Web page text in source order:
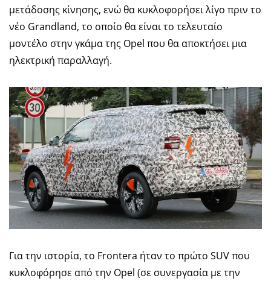
μετάδοσης κίνησης, ενώ θα κυκλοφορήσει λίγο πριν το
νέο Grandland, το οποίο θα είναι το τελευταίο
μοντέλο στην γκάμα της Opel που θα αποκτήσει μια
ηλεκτρική παραλλαγή.
Για την ιστορία, το Frontera ήταν το πρώτο SUV που
κυκλοφόρησε από την Opel (σε συνεργασία με την